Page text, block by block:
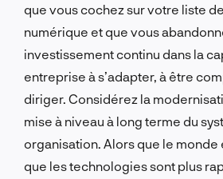
que vous cochez sur votre liste
numérique et que vous
investissement continu dans la
entreprise à s’adapter, à être
diriger. Considérez la
mise à niveau à long terme du
organisation. Alors que le monde
que les technologies sont plus